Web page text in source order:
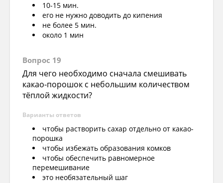
10-15 мин.
его не нужно доводить до кипения
не более 5 мин.
около 1 мин
Вопрос 19
Для чего необходимо сначала смешивать
какао-порошок с небольшим количеством
тёплой жидкости?
Варианты ответов
чтобы растворить сахар отдельно от какао-
порошка
чтобы избежать образования комков
чтобы обеспечить равномерное
перемешивание
это необязательный шаг